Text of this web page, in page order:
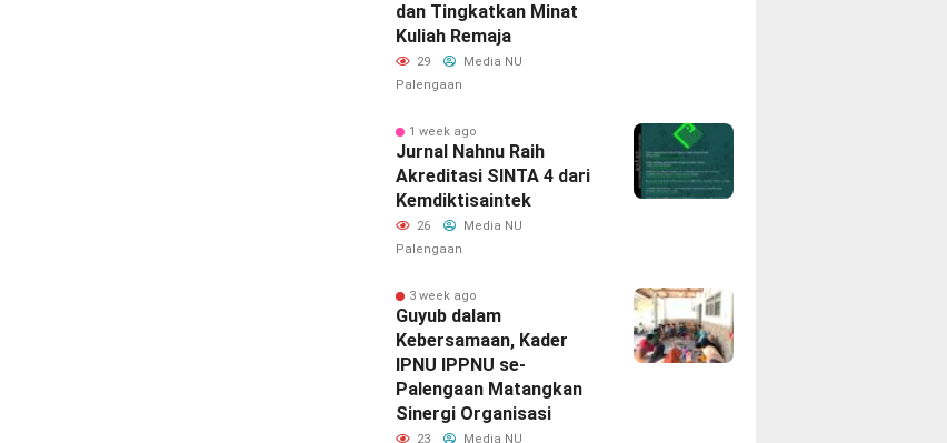
dan Tingkatkan Minat
Kuliah Remaja
29
Media NU
Palengaan
1 week ago
Jurnal Nahnu Raih
Akreditasi SINTA 4 dari
Kemdiktisaintek
26
Media NU
Palengaan
3 week ago
Guyub dalam
Kebersamaan, Kader
IPNU IPPNU se-
Palengaan Matangkan
Sinergi Organisasi
23 Media NU